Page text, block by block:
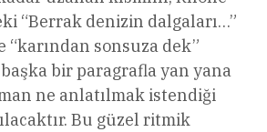
“Berrak denizin dalgaları…”
“karından sonsuza dek”
bir paragrafla yan yana
ne anlatılmak istendiği
Bu güzel ritmik